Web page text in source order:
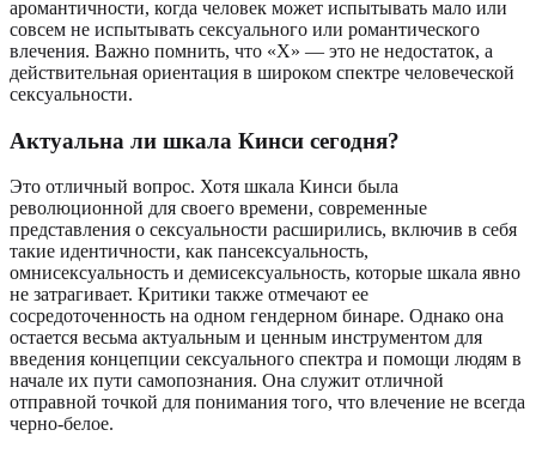
аромантичности, когда человек может испытывать мало или
совсем не испытывать сексуального или романтического
влечения. Важно помнить, что «X» — это не недостаток, а
действительная ориентация в широком спектре человеческой
сексуальности.
Актуальна ли шкала Кинси сегодня?
Это отличный вопрос. Хотя шкала Кинси была
революционной для своего времени, современные
представления о сексуальности расширились, включив в себя
такие идентичности, как пансексуальность,
омнисексуальность и демисексуальность, которые шкала явно
не затрагивает. Критики также отмечают ее
сосредоточенность на одном гендерном бинаре. Однако она
остается весьма актуальным и ценным инструментом для
введения концепции сексуального спектра и помощи людям в
начале их пути самопознания. Она служит отличной
отправной точкой для понимания того, что влечение не всегда
черно-белое.